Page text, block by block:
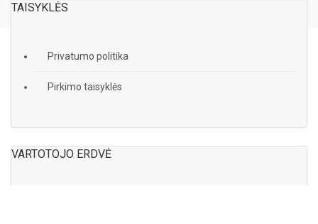
TAISYKLĖS
Privatumo politika
Pirkimo taisyklės
VARTOTOJO ERDVĖ